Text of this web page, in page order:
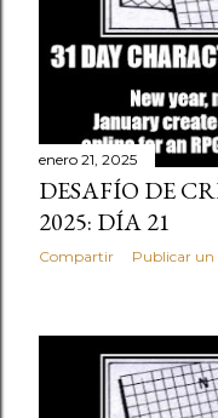
enero 21, 2025
DESAFÍO DE
2025: DÍA 21
Compartir Publicar